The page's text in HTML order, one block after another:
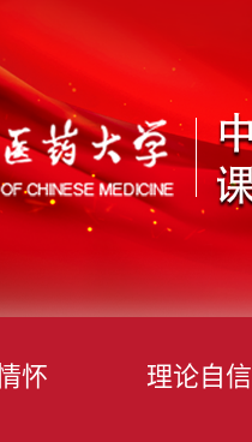
怀 理论自信